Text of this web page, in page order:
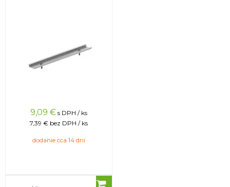
9,09 € s DPH / ks
7,39 € bez DPH / ks
dodanie cca 14 dní